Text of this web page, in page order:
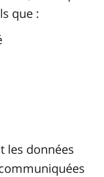
que :
les données